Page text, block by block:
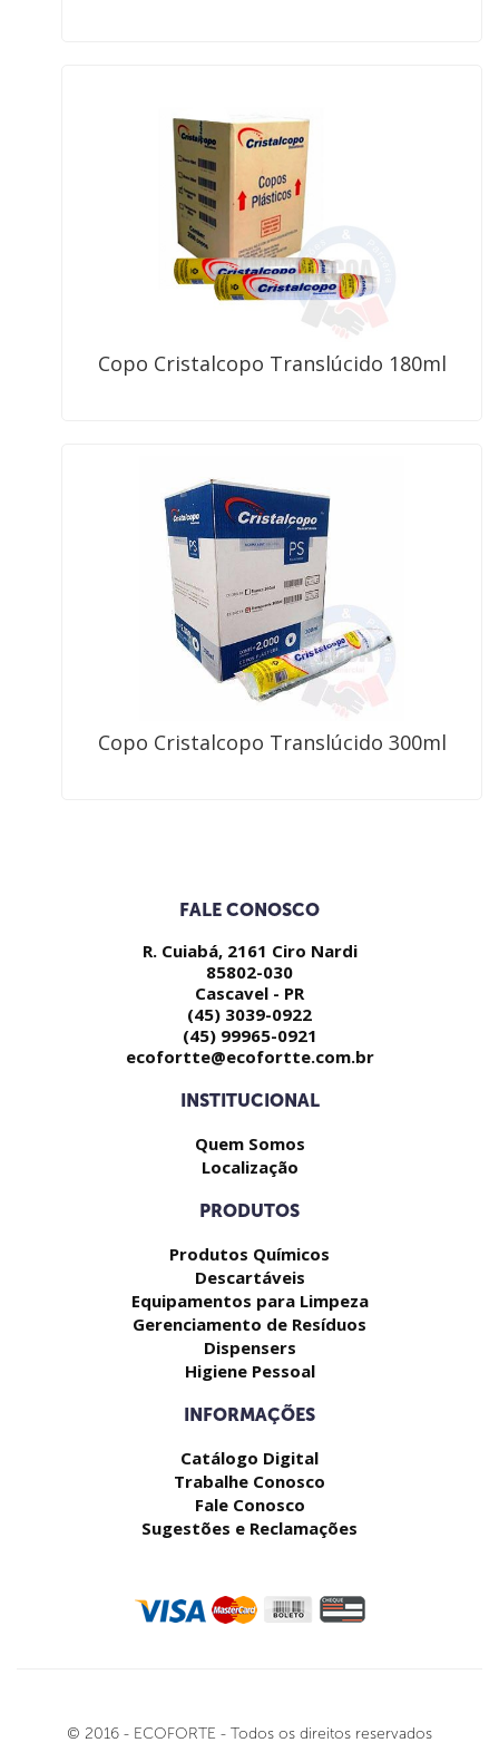
Copo Cristalcopo Translúcido 180ml
Copo Cristalcopo Translúcido 300ml
FALE CONOSCO
R. Cuiabá, 2161 Ciro Nardi
85802-030
Cascavel - PR
(45) 3039-0922
(45) 99965-0921
ecofortte@ecofortte.com.br
INSTITUCIONAL
Quem Somos
Localização
PRODUTOS
Produtos Químicos
Descartáveis
Equipamentos para Limpeza
Gerenciamento de Resíduos
Dispensers
Higiene Pessoal
INFORMAÇÕES
Catálogo Digital
Trabalhe Conosco
Fale Conosco
Sugestões e Reclamações
© 2016 - ECOFORTE - Todos os direitos reservados